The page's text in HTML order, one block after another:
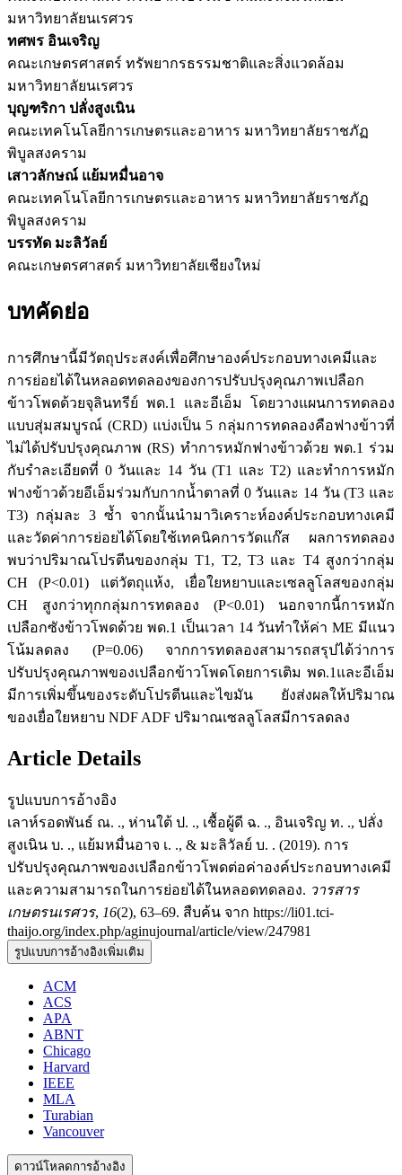
มหาวิทยาลัยนเรศวร
ทศพร อินเจริญ
คณะเกษตรศาสตร์ ทรัพยากรธรรมชาติและสิ่งแวดล้อม
มหาวิทยาลัยนเรศวร
บุญฑริกา ปลั่งสูงเนิน
คณะเทคโนโลยีการเกษตรและอาหาร มหาวิทยาลัยราชภัฏ
พิบูลสงคราม
เสาวลักษณ์ แย้มหมื่นอาจ
คณะเทคโนโลยีการเกษตรและอาหาร มหาวิทยาลัยราชภัฏ
พิบูลสงคราม
บรรทัด มะลิวัลย์
คณะเกษตรศาสตร์ มหาวิทยาลัยเชียงใหม่
บทคัดย่อ
การศึกษานี้มีวัตถุประสงค์เพื่อศึกษาองค์ประกอบทางเคมีและ
การย่อยได้ในหลอดทดลองของการปรับปรุงคุณภาพเปลือก
ข้าวโพดด้วยจุลินทรีย์ พด.1 และอีเอ็ม โดยวางแผนการทดลอง
แบบสุ่มสมบูรณ์ (CRD) แบ่งเป็น 5 กลุ่มการทดลองคือฟางข้าวที่
ไม่ได้ปรับปรุงคุณภาพ (RS) ทำการหมักฟางข้าวด้วย พด.1 ร่วม
กับรำละเอียดที่ 0 วันและ 14 วัน (T1 และ T2) และทำการหมัก
ฟางข้าวด้วยอีเอ็มร่วมกับกากน้ำตาลที่ 0 วันและ 14 วัน (T3 และ
T3) กลุ่มละ 3 ซ้ำ จากนั้นนำมาวิเคราะห์องค์ประกอบทางเคมี
และวัดค่าการย่อยได้โดยใช้เทคนิคการวัดแก๊ส ผลการทดลอง
พบว่าปริมาณโปรตีนของกลุ่ม T1, T2, T3 และ T4 สูงกว่ากลุ่ม
CH (P<0.01) แต่วัตถุแห้ง, เยื่อใยหยาบและเซลลูโลสของกลุ่ม
CH สูงกว่าทุกกลุ่มการทดลอง (P<0.01) นอกจากนี้การหมัก
เปลือกซังข้าวโพดด้วย พด.1 เป็นเวลา 14 วันทำให้ค่า ME มีแนว
โน้มลดลง (P=0.06) จากการทดลองสามารถสรุปได้ว่าการ
ปรับปรุงคุณภาพของเปลือกข้าวโพดโดยการเติม พด.1และอีเอ็ม
มีการเพิ่มขึ้นของระดับโปรตีนและไขมัน ยังส่งผลให้ปริมาณ
ของเยื่อใยหยาบ NDF ADF ปริมาณเซลลูโลสมีการลดลง
Article Details
รูปแบบการอ้างอิง
เลาห์รอดพันธ์ ณ. ., ห่านใต้ ป. ., เชื้อผู้ดี ฉ. ., อินเจริญ ท. ., ปลั่ง
สูงเนิน บ. ., แย้มหมื่นอาจ เ. ., & มะลิวัลย์ บ. . (2019). การ
ปรับปรุงคุณภาพของเปลือกข้าวโพดต่อค่าองค์ประกอบทางเคมี
และความสามารถในการย่อยได้ในหลอดทดลอง. วารสาร
เกษตรนเรศวร, 16(2), 63–69. สืบค้น จาก https://li01.tci-
thaijo.org/index.php/aginujournal/article/view/247981
รูปแบบการอ้างอิงเพิ่มเติม
ACM
ACS
APA
ABNT
Chicago
Harvard
IEEE
MLA
Turabian
Vancouver
ดาวน์โหลดการอ้างอิง